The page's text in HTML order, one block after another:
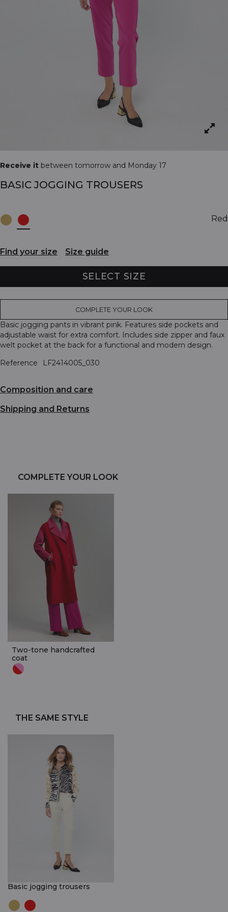
Receive it between tomorrow and Monday 17
BASIC JOGGING TROUSERS
Red
Find your size Size guide
SELECT SIZE
COMPLETE YOUR LOOK
Basic jogging pants in vibrant pink. Features side pockets and
adjustable waist for extra comfort. Includes side zipper and faux
welt pocket at the back for a functional and modern design.
Reference
LF2414005_030
Composition and care
Shipping and Returns
COMPLETE YOUR LOOK
Two-tone handcrafted
coat
THE SAME STYLE
Basic jogging trousers